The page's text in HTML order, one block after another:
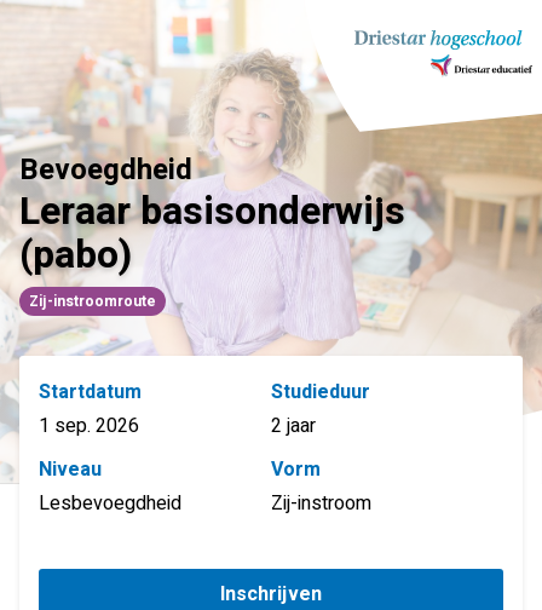
inhoud
Bevoegdheid
Leraar basisonderwijs
(pabo)
Zij-instroomroute
Startdatum
1 sep. 2026
Studieduur
2 jaar
Niveau
Lesbevoegdheid
Vorm
Zij-instroom
Inschrijven